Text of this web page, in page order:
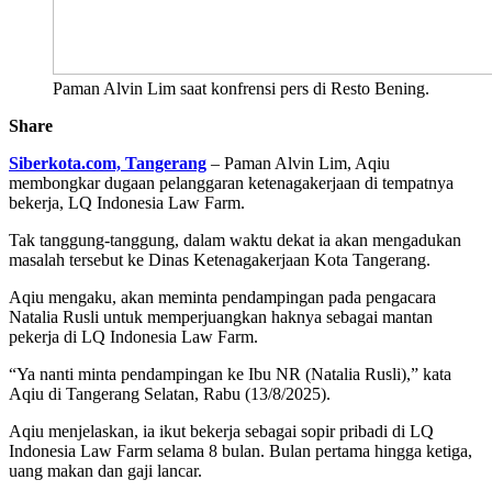
Paman Alvin Lim saat konfrensi pers di Resto Bening.
Share
Siberkota.com, Tangerang – Paman Alvin Lim, Aqiu
membongkar dugaan pelanggaran ketenagakerjaan di tempatnya
bekerja, LQ Indonesia Law Farm.
Tak tanggung-tanggung, dalam waktu dekat ia akan mengadukan
masalah tersebut ke Dinas Ketenagakerjaan Kota Tangerang.
Aqiu mengaku, akan meminta pendampingan pada pengacara
Natalia Rusli untuk memperjuangkan haknya sebagai mantan
pekerja di LQ Indonesia Law Farm.
“Ya nanti minta pendampingan ke Ibu NR (Natalia Rusli),” kata
Aqiu di Tangerang Selatan, Rabu (13/8/2025).
Aqiu menjelaskan, ia ikut bekerja sebagai sopir pribadi di LQ
Indonesia Law Farm selama 8 bulan. Bulan pertama hingga ketiga,
uang makan dan gaji lancar.